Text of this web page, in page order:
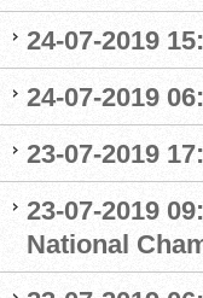
24-07-2019
24-07-2019
23-07-2019
23-07-2019
National